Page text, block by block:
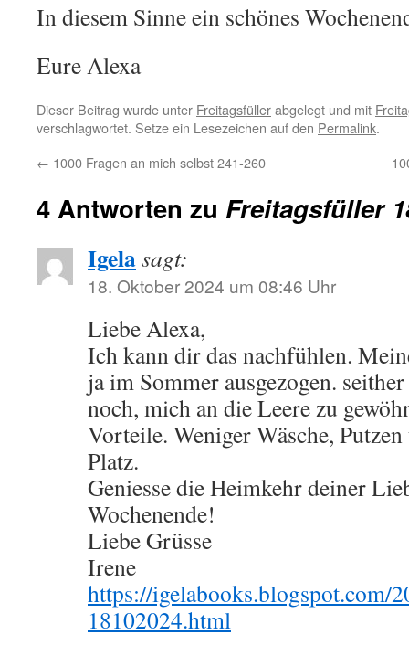
In diesem Sinne ein schönes
Eure Alexa
Dieser Beitrag wurde unter Freitagsfüllerabgelegt und mit
verschlagwortet. Setze ein Lesezeichen auf den Permalink.
← 1000 Fragen an mich selbst 241-260
4 Antworten zu Freitagsfüller
Igelasagt:
18. Oktober 2024 um 08:46 Uhr
Liebe Alexa,
Ich kann dir das nachfühlen.
ja im Sommer ausgezogen.
noch, mich an die Leere zu
Vorteile. Weniger Wäsche,
Platz.
Geniesse die Heimkehr deiner
Wochenende!
Liebe Grüsse
Irene
https://igelabooks.blogspot.com/
18102024.html